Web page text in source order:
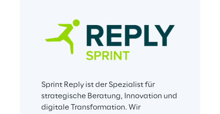
Sprint Reply ist der Spezialist für
strategische Beratung, Innovation und
digitale Transformation. Wir